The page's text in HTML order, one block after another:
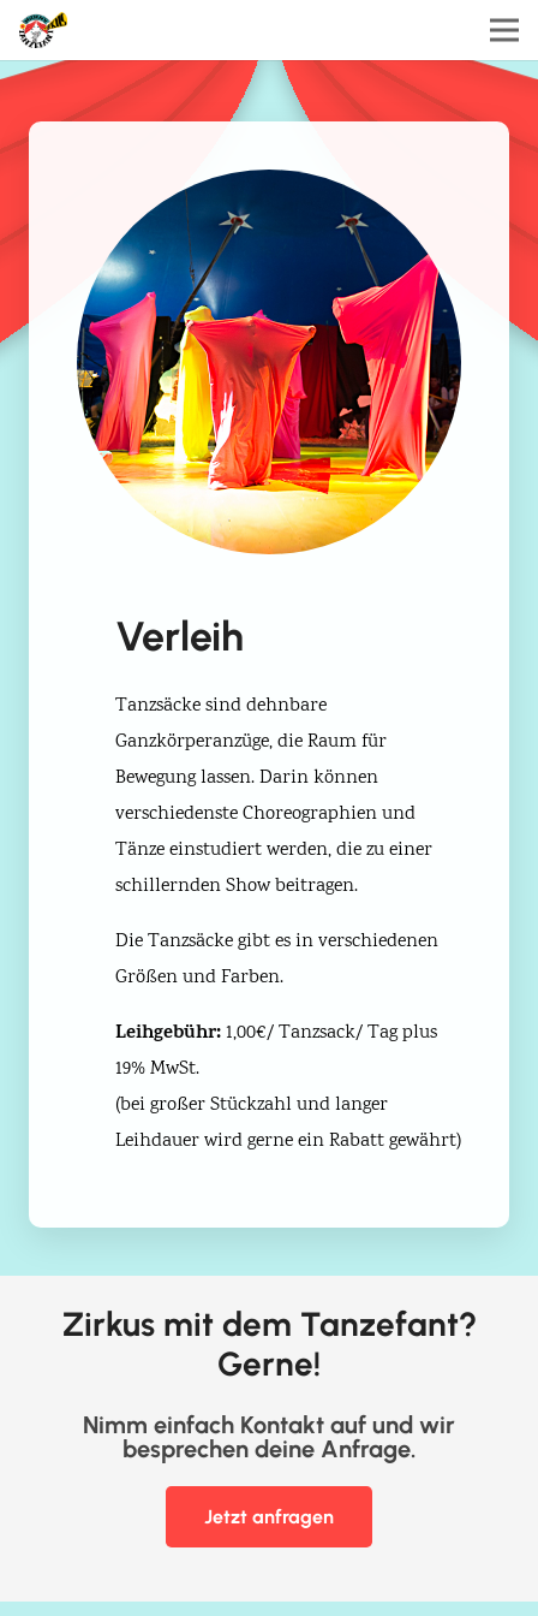
Verleih
Tanzsäcke sind dehnbare
Ganzkörperanzüge, die Raum für
Bewegung lassen. Darin können
verschiedenste Choreographien und
Tänze einstudiert werden, die zu einer
schillernden Show beitragen.
Die Tanzsäcke gibt es in verschiedenen
Größen und Farben.
Leihgebühr:1,00€/ Tanzsack/ Tag plus
19% MwSt.
(bei großer Stückzahl und langer
Leihdauer wird gerne ein Rabatt gewährt)
Zirkus mit dem Tanzefant?
Gerne!
Nimm einfach Kontakt auf und wir
besprechen deine Anfrage.
Jetzt anfragen